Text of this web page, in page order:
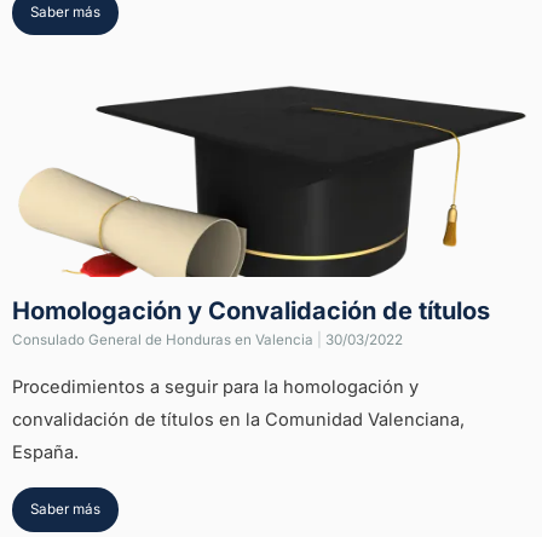
Saber más
Homologación y Convalidación de títulos
Consulado General de Honduras en Valencia 30/03/2022
Procedimientos a seguir para la homologación y
convalidación de títulos en la Comunidad Valenciana,
España.
Saber más